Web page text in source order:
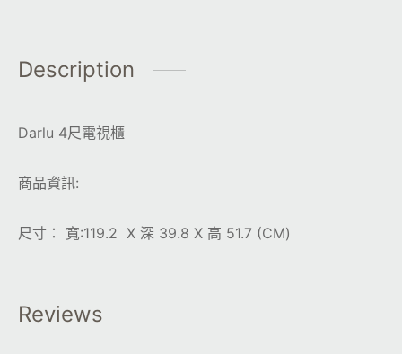
Description
Darlu 4尺電視櫃
商品資訊:
尺寸： 寬:119.2 X 深 39.8 X 高 51.7 (CM)
Reviews